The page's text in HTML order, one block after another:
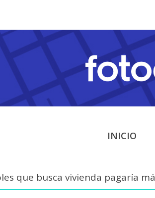
INICIO
que busca vivienda pagaría